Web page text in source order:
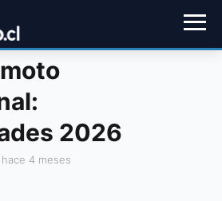
2026
hace 4 meses